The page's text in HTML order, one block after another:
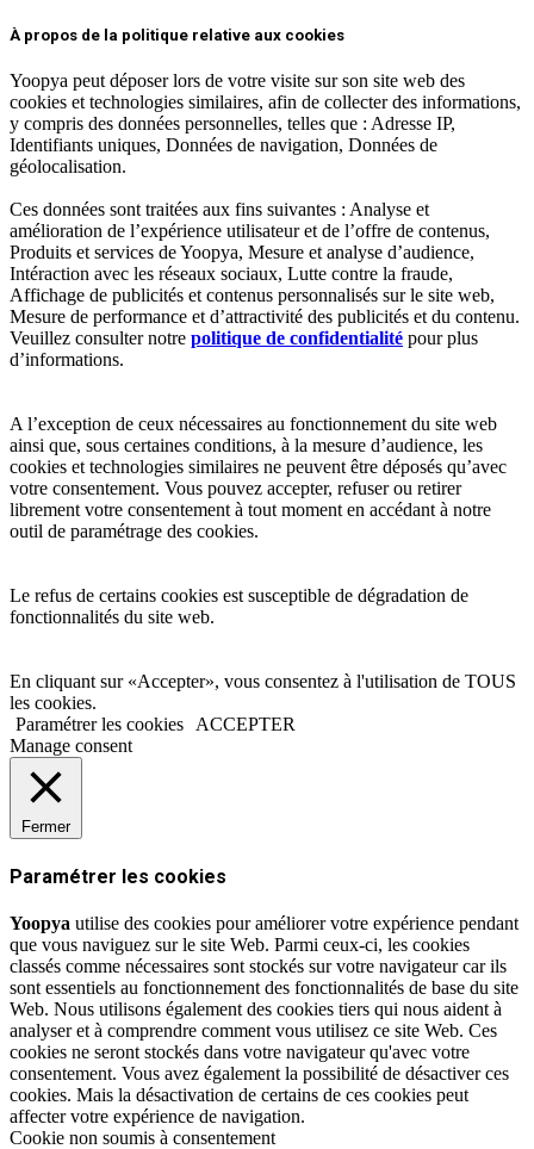
À propos de la politique relative aux cookies
Yoopya peut déposer lors de votre visite sur son site web des
cookies et technologies similaires, afin de collecter des informations,
y compris des données personnelles, telles que : Adresse IP,
Identifiants uniques, Données de navigation, Données de
géolocalisation.
Ces données sont traitées aux fins suivantes : Analyse et
amélioration de l’expérience utilisateur et de l’offre de contenus,
Produits et services de Yoopya, Mesure et analyse d’audience,
Intéraction avec les réseaux sociaux, Lutte contre la fraude,
Affichage de publicités et contenus personnalisés sur le site web,
Mesure de performance et d’attractivité des publicités et du contenu.
Veuillez consulter notre politique de confidentialité pour plus
d’informations.
A l’exception de ceux nécessaires au fonctionnement du site web
ainsi que, sous certaines conditions, à la mesure d’audience, les
cookies et technologies similaires ne peuvent être déposés qu’avec
votre consentement. Vous pouvez accepter, refuser ou retirer
librement votre consentement à tout moment en accédant à notre
outil de paramétrage des cookies.
Le refus de certains cookies est susceptible de dégradation de
fonctionnalités du site web.
En cliquant sur «Accepter», vous consentez à l'utilisation de TOUS
les cookies.
Paramétrer les cookies
ACCEPTER
Manage consent
Fermer
Paramétrer les cookies
Yoopya utilise des cookies pour améliorer votre expérience pendant
que vous naviguez sur le site Web. Parmi ceux-ci, les cookies
classés comme nécessaires sont stockés sur votre navigateur car ils
sont essentiels au fonctionnement des fonctionnalités de base du site
Web. Nous utilisons également des cookies tiers qui nous aident à
analyser et à comprendre comment vous utilisez ce site Web. Ces
cookies ne seront stockés dans votre navigateur qu'avec votre
consentement. Vous avez également la possibilité de désactiver ces
cookies. Mais la désactivation de certains de ces cookies peut
affecter votre expérience de navigation.
Cookie non soumis à consentement